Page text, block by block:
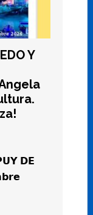
Y
𝗗𝗘